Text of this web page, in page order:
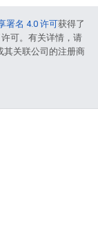
署名 4.0 许可获得了
可。有关详情，请
其关联公司的注册商